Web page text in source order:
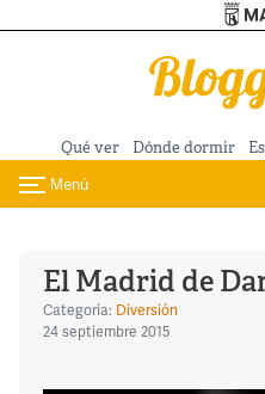
Pasar al contenido principal
Qué ver Dónde dormir
Toggle navigation
Menú
El Madrid de
Categoría: Diversión
24 septiembre 2015